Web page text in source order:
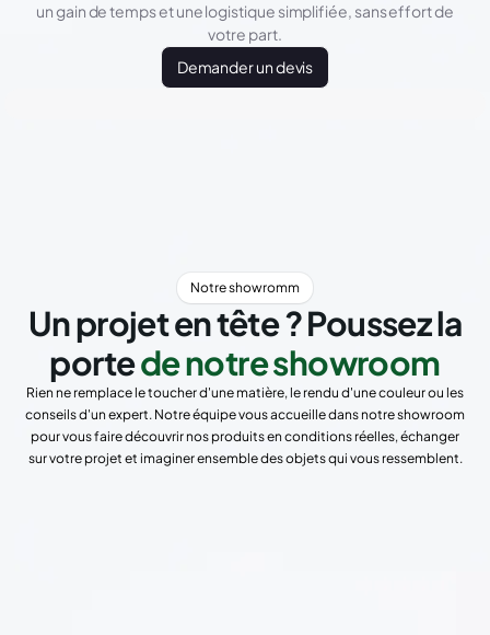
un gain de temps et une logistique simplifiée, sans effort de
votre part.
Demander un devis
Notre showromm
Un projet en tête ? Poussez la
portede notre showroom
Rien ne remplace le toucher d'une matière, le rendu d'une couleur ou les
conseils d'un expert. Notre équipe vous accueille dans notre showroom
pour vous faire découvrir nos produits en conditions réelles, échanger
sur votre projet et imaginer ensemble des objets qui vous ressemblent.